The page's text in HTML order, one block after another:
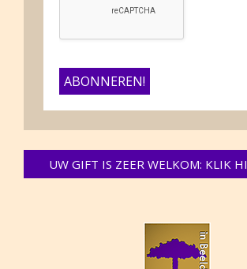
UW GIFT IS ZEER WELKOM: KLIK